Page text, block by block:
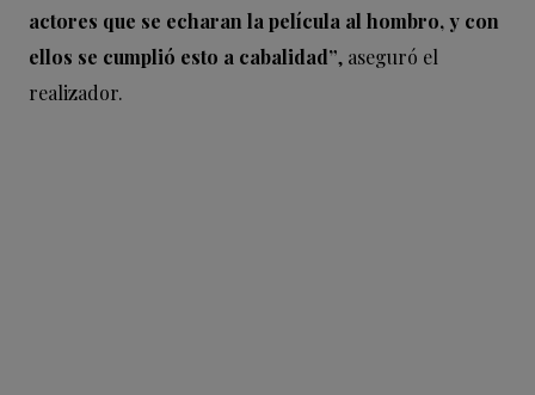
actores que se echaran la película al hombro, y con
ellos se cumplió esto a cabalidad”, aseguró el
realizador.